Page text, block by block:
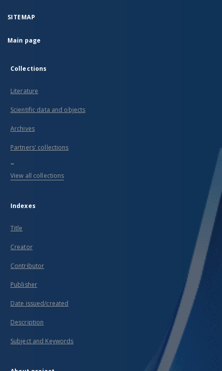
SITEMAP
Main page
Collections
Literature
Scientific data and objects
Archives
Partners' collections
...
View all collections
Indexes
Title
Creator
Contributor
Publisher
Date issued/created
Description
Subject and Keywords